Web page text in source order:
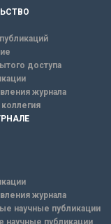
доступа
журнала
журнала
научные публикации
научные публикации